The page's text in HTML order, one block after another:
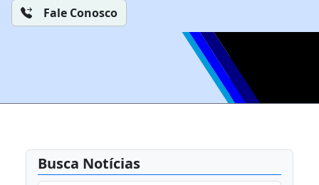
Fale Conosco
Busca Notícias